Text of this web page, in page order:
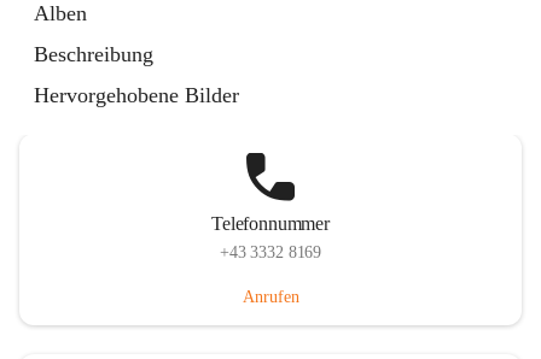
Alben
Beschreibung
Hervorgehobene Bilder
Telefonnummer
+43 3332 8169
Anrufen